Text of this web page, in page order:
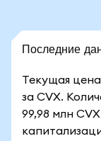
Последние
Текущая цена
за CVX.
99,98 млн